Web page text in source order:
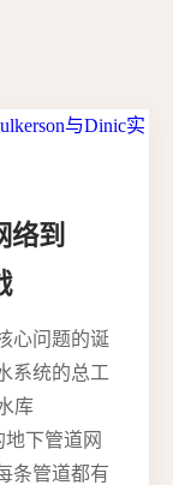
络到
心问题的诞
系统的总工
库
下管道网
条管道都有